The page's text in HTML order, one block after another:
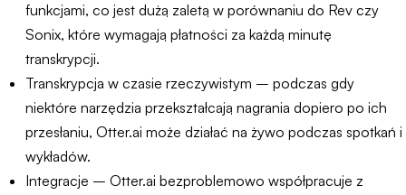
funkcjami, co jest dużą zaletą w porównaniu do Rev czy
Sonix, które wymagają płatności za każdą minutę
transkrypcji.
Transkrypcja w czasie rzeczywistym – podczas gdy
niektóre narzędzia przekształcają nagrania dopiero po ich
przesłaniu, Otter.ai może działać na żywo podczas spotkań i
wykładów.
Integracje – Otter.ai bezproblemowo współpracuje z